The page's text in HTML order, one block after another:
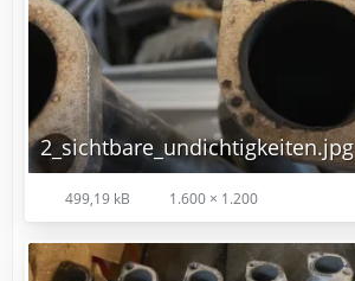
2_sichtbare_undichtigkeiten.jpg
499,19 kB 1.600 × 1.200